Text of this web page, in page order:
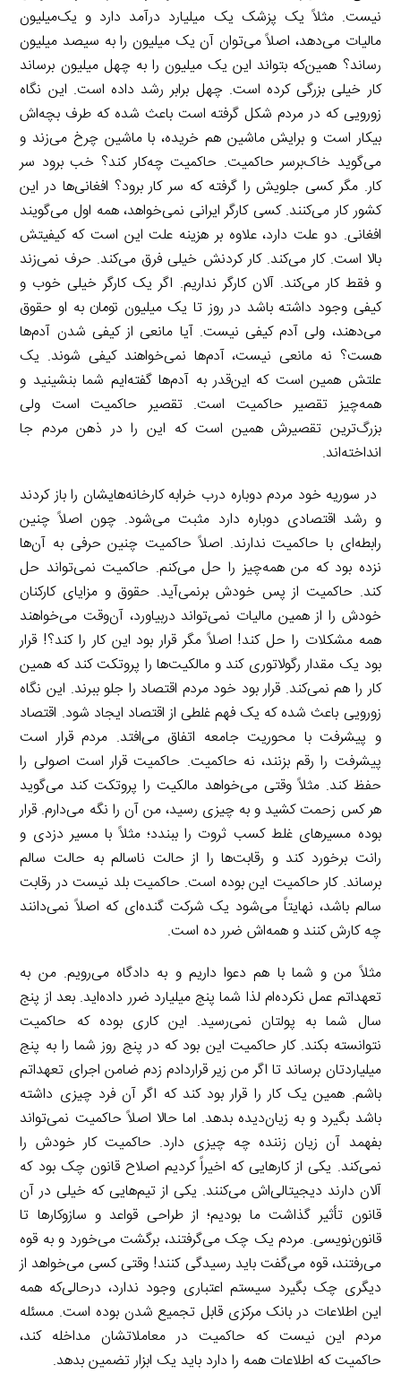
نیست. مثلاً یک پزشک یک میلیارد درآمد دارد و یک‌میلیون
مالیات می‌دهد، اصلاً می‌توان آن یک میلیون را به سیصد میلیون
رساند؟ همین‌که بتواند این یک میلیون را به چهل میلیون برساند
کار خیلی بزرگی کرده است. چهل برابر رشد داده است. این نگاه
زورویی که در مردم شکل گرفته است باعث شده که طرف بچه‌اش
بیکار است و برایش ماشین هم خریده، با ماشین چرخ می‌زند و
می‌گوید خاک‌برسر حاکمیت. حاکمیت چه‌کار کند؟ خب برود سر
کار. مگر کسی جلویش را گرفته که سر کار برود؟ افغانی‌ها در این
کشور کار می‌کنند. کسی کارگر ایرانی نمی‌خواهد، همه اول می‌گویند
افغانی. دو علت دارد، علاوه بر هزینه علت این است که کیفیتش
بالا است. کار می‌کند. کار کردنش خیلی فرق می‌کند. حرف نمی‌زند
و فقط کار می‌کند. آلان کارگر نداریم. اگر یک کارگر خیلی خوب و
کیفی وجود داشته باشد در روز تا یک میلیون تومان به او حقوق
می‌دهند، ولی آدم کیفی نیست. آیا مانعی از کیفی شدن آدم‌ها
هست؟ نه مانعی نیست، آدم‌ها نمی‌خواهند کیفی شوند. یک
علتش همین است که این‌قدر به آدم‌ها گفته‌ایم شما بنشینید و
همه‌چیز تقصیر حاکمیت است. تقصیر حاکمیت است ولی
بزرگ‌ترین تقصیرش همین است که این را در ذهن مردم جا
انداخته‌اند.
در سوریه خود مردم دوباره درب خرابه کارخانه‌هایشان را باز کردند
و رشد اقتصادی دوباره دارد مثبت می‌شود. چون اصلاً چنین
رابطه‌ای با حاکمیت ندارند. اصلاً حاکمیت چنین حرفی به آن‌ها
نزده بود که من همه‌چیز را حل می‌کنم. حاکمیت نمی‌تواند حل
کند. حاکمیت از پس خودش برنمی‌آید. حقوق و مزایای کارکنان
خودش را از همین مالیات نمی‌تواند دربیاورد، آن‌وقت می‌خواهند
همه مشکلات را حل کند! اصلاً مگر قرار بود این کار را کند؟! قرار
بود یک مقدار رگولاتوری کند و مالکیت‌ها را پروتکت کند که همین
کار را هم نمی‌کند. قرار بود خود مردم اقتصاد را جلو ببرند. این نگاه
زورویی باعث شده که یک فهم غلطی از اقتصاد ایجاد شود. اقتصاد
و پیشرفت با محوریت جامعه اتفاق می‌افتد. مردم قرار است
پیشرفت را رقم بزنند، نه حاکمیت. حاکمیت قرار است اصولی را
حفظ کند. مثلاً وقتی می‌خواهد مالکیت را پروتکت کند می‌گوید
هر کس زحمت کشید و به چیزی رسید، من آن را نگه می‌دارم. قرار
بوده مسیرهای غلط کسب ثروت را ببندد؛ مثلاً با مسیر دزدی و
رانت برخورد کند و رقابت‌ها را از حالت ناسالم به حالت سالم
برساند. کار حاکمیت این بوده است. حاکمیت بلد نیست در رقابت
سالم باشد، نهایتاً می‌شود یک شرکت گنده‌ای که اصلاً نمی‌دانند
چه کارش کنند و همه‌اش ضرر ده است.
مثلاً من و شما با هم دعوا داریم و به دادگاه می‌رویم. من به
تعهداتم عمل نکرده‌ام لذا شما پنج میلیارد ضرر داده‌اید. بعد از پنج
سال شما به پولتان نمی‌رسید. این کاری بوده که حاکمیت
نتوانسته بکند. کار حاکمیت این بود که در پنج روز شما را به پنج
میلیاردتان برساند تا اگر من زیر قراردادم زدم ضامن اجرای تعهداتم
باشم. همین یک کار را قرار بود کند که اگر آن فرد چیزی داشته
باشد بگیرد و به زیان‌دیده بدهد. اما حالا اصلاً حاکمیت نمی‌تواند
بفهمد آن زیان زننده چه چیزی دارد. حاکمیت کار خودش را
نمی‌کند. یکی از کارهایی که اخیراً کردیم اصلاح قانون چک بود که
آلان دارند دیجیتالی‌اش می‌کنند. یکی از تیم‌هایی که خیلی در آن
قانون تأثیر گذاشت ما بودیم؛ از طراحی قواعد و سازوکارها تا
قانون‌نویسی. مردم یک چک می‌گرفتند، برگشت می‌خورد و به قوه
می‌رفتند، قوه می‌گفت باید رسیدگی کنند! وقتی کسی می‌خواهد از
دیگری چک بگیرد سیستم اعتباری وجود ندارد، درحالی‌که همه
این اطلاعات در بانک مرکزی قابل تجمیع شدن بوده است. مسئله
مردم این نیست که حاکمیت در معاملاتشان مداخله کند،
حاکمیت که اطلاعات همه را دارد باید یک ابزار تضمین بدهد.